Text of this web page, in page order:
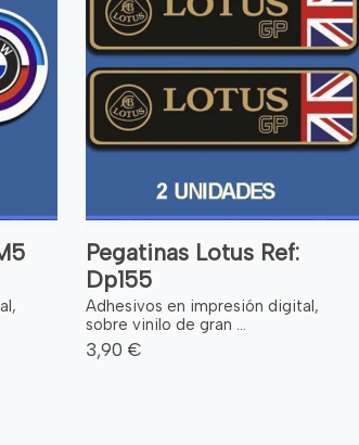
Pegatinas Lotus Ref:
Dp155
Adhesivos en impresión digital,
sobre vinilo de gran ...
3,90 €